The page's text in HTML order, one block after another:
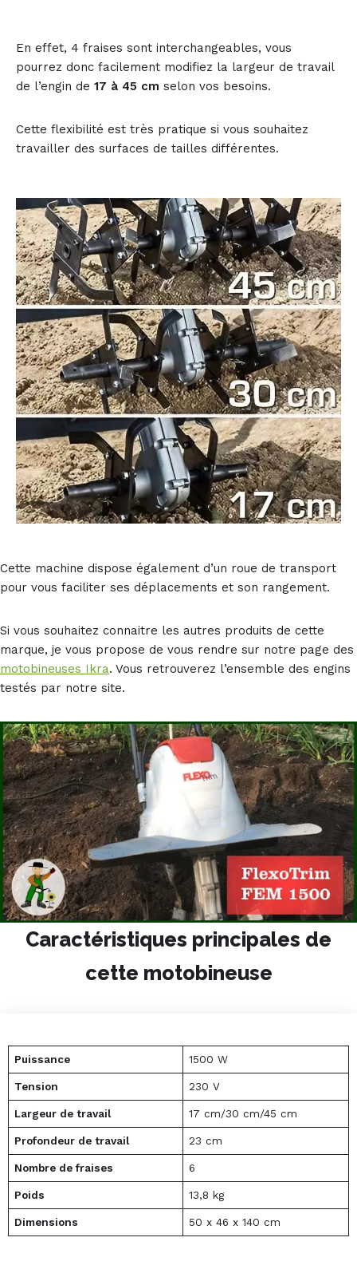
En effet, 4 fraises sont interchangeables, vous
pourrez donc facilement modifiez la largeur de travail
de l’engin de 17 à 45 cm selon vos besoins.
Cette flexibilité est très pratique si vous souhaitez
travailler des surfaces de tailles différentes.
Cette machine dispose également d’un roue de transport
pour vous faciliter ses déplacements et son rangement.
Si vous souhaitez connaitre les autres produits de cette
marque, je vous propose de vous rendre sur notre page des
motobineuses Ikra. Vous retrouverez l’ensemble des engins
testés par notre site.
Caractéristiques principales de
cette motobineuse
Puissance 1500 W
Tension 230 V
Largeur de travail 17 cm/30 cm/45 cm
Profondeur de travail 23 cm
Nombre de fraises 6
Poids 13,8 kg
Dimensions 50 x 46 x 140 cm